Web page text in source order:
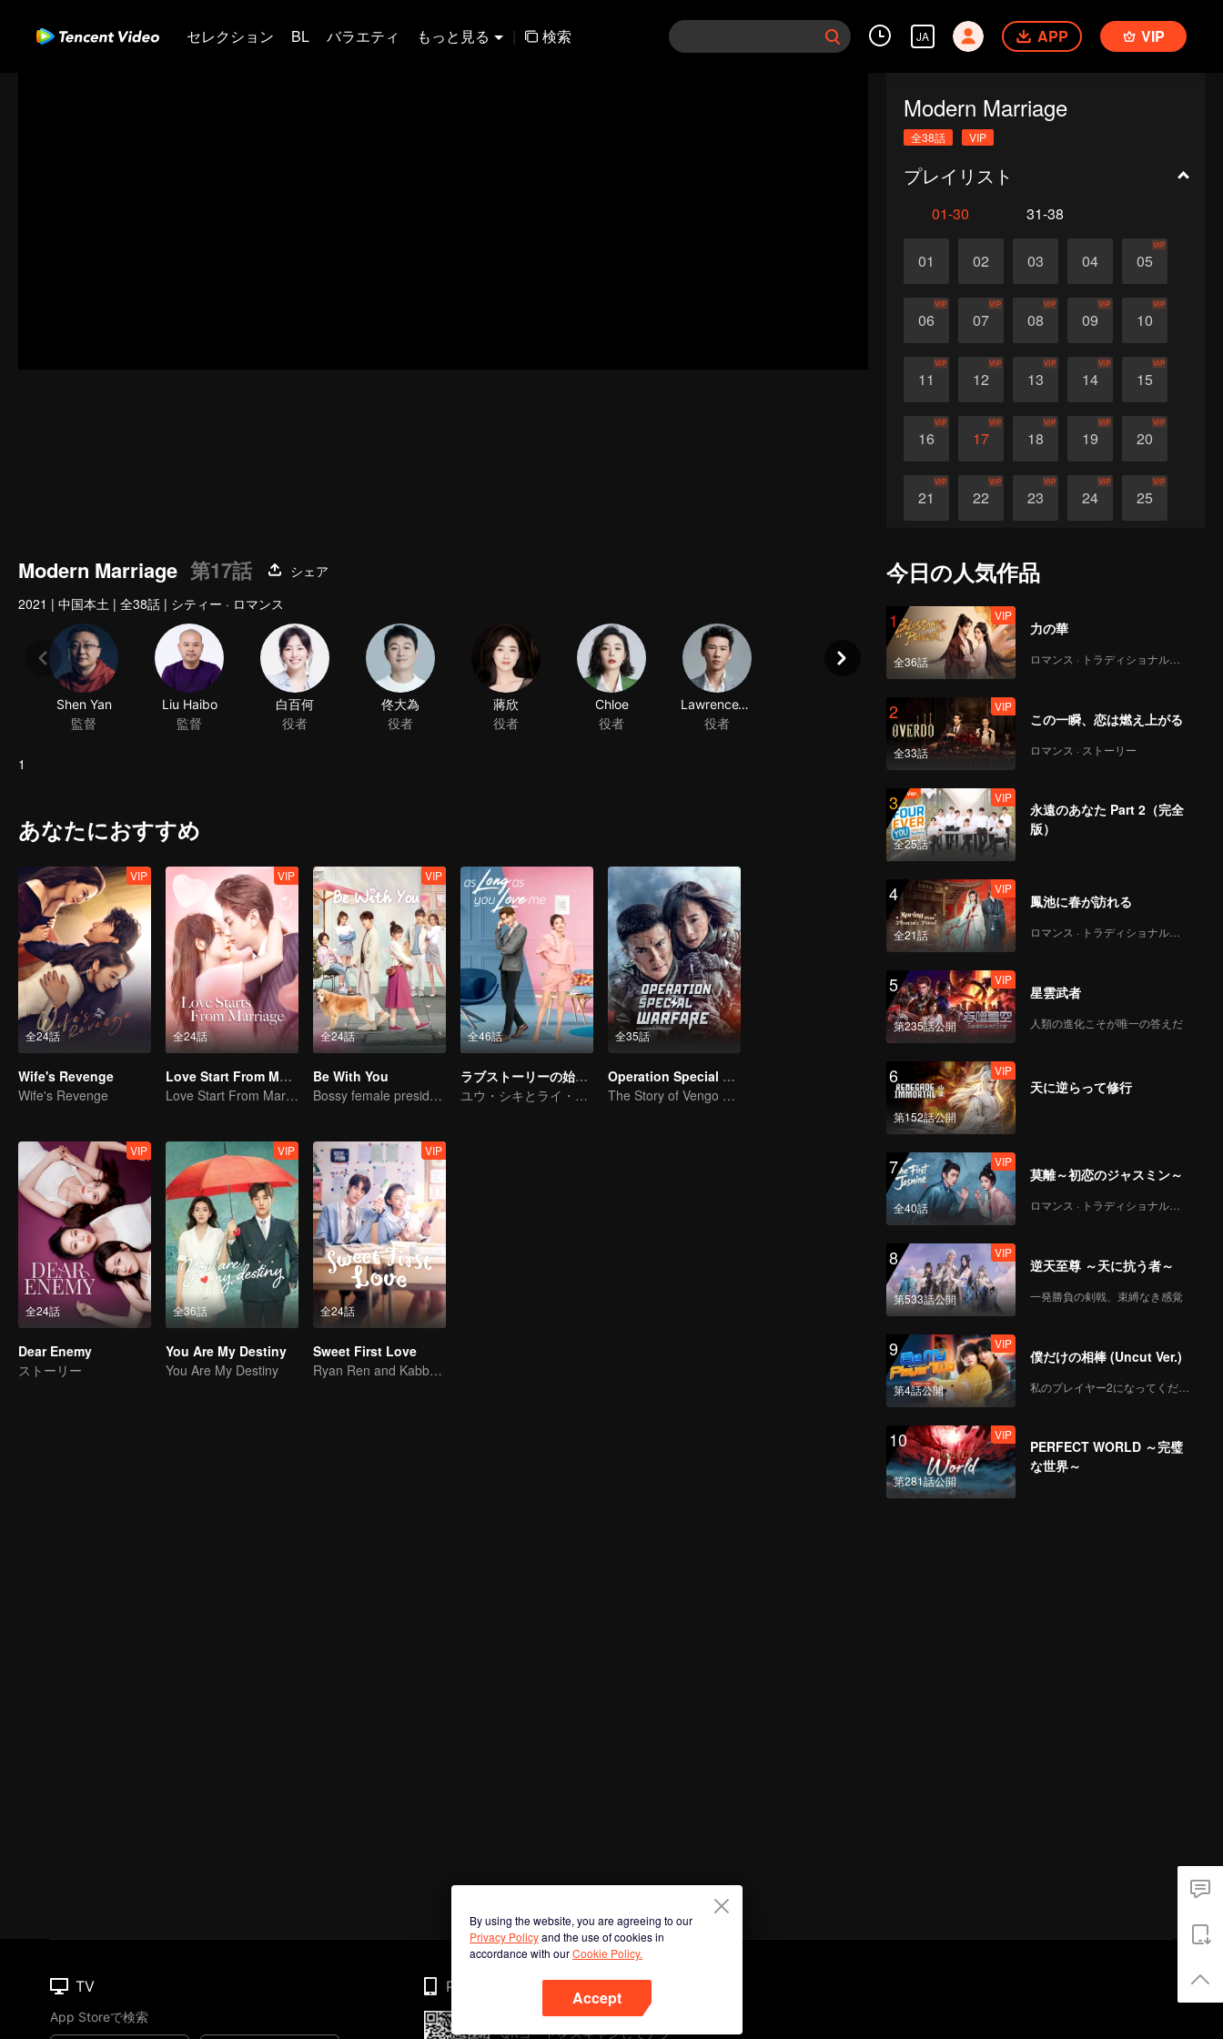
セレクション BL バラエティ もっと見る | 検索 JA APP VIP
Modern Marriage
全38話 VIP
プレイリスト
01-30 31-38
01 02 03 04 05
VIP
06
VIP
07
VIP
08
VIP
09
VIP
10
VIP
11
VIP
12
VIP
13
VIP
14
VIP
15
VIP
16
VIP
17
VIP
18
VIP
19
VIP
20
VIP
21
VIP
22
VIP
23
VIP
24
VIP
25
VIP
Modern Marriage 第17話
シェア
2021 | 中国本土 | 全38話 | シティー · ロマンス
Shen Yan
監督
Liu Haibo
監督
白百何
役者
佟大為
役者
蔣欣
役者
Chloe
役者
LawrenceWang
役者
1
あなたにおすすめ
全24話
VIP
Wife's Revenge
Wife's Revenge
全24話
VIP
Love Start From Marriage
Love Start From Marriage
全24話
VIP
Be With You
Bossy female president flirts with arrogant childe.
全46話
ラブストーリーの始まり～私のラブロマンス〜
ユウ・シキとライ・ウモウ 幼なじみ愛の甘さ
全35話
Operation Special Warfare
The Story of Vengo and Hu Bingqing in the Army
全24話
VIP
Dear Enemy
ストーリー
全36話
VIP
You Are My Destiny
You Are My Destiny
全24話
VIP
Sweet First Love
Ryan Ren and Kabby Xu’s love story.
今日の人気作品
1
全36話
VIP
力の華
ロマンス · トラディショナル・コスチューム
2
全33話
VIP
この一瞬、恋は燃え上がる
ロマンス · ストーリー
3
全25話
VIP
永遠のあなた Part 2（完全
版）
4
全21話
VIP
鳳池に春が訪れる
ロマンス · トラディショナル・コスチューム
5
第235話公開
VIP
星雲武者
人類の進化こそが唯一の答えだ
6
第152話公開
VIP
天に逆らって修行
7
全40話
VIP
莫離～初恋のジャスミン～
ロマンス · トラディショナル・コスチューム
8
第533話公開
VIP
逆天至尊 ～天に抗う者～
一発勝負の剣戟、束縛なき感覚
9
第4話公開
VIP
僕だけの相棒 (Uncut Ver.)
私のプレイヤー2になってください
10
第281話公開
VIP
PERFECT WORLD ～完璧
な世界～
By using the website, you are agreeing to our
Privacy Policyand the use of cookies in
accordance with ourCookie Policy.
Accept
TV
App Storeで検索
Phone
QRコードをスキャンしてアプ